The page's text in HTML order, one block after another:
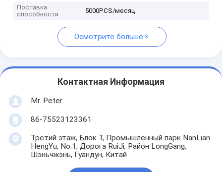
Поставка
способности
5000PCS/месяц
Осмотрите больше
Контактная Информация
Mr. Peter
86-75523123361
Третий этаж, Блок T, Промышленный парк NanLian
HengYu, No.1, Дорога RuiJi, Район LongGang,
Шэньчжэнь, Гуандун, Китай